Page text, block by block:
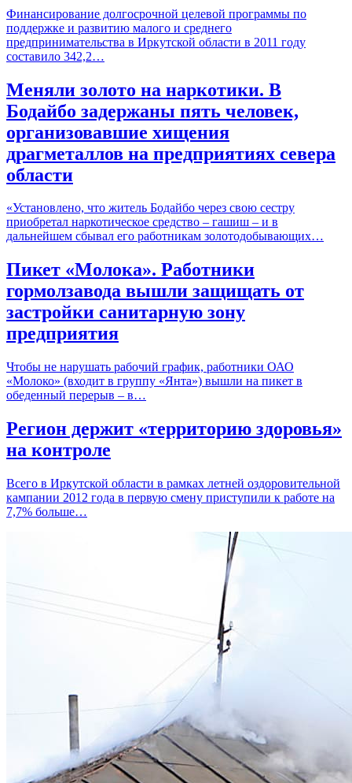
Финансирование долгосрочной целевой программы по
поддержке и развитию малого и среднего
предпринимательства в Иркутской области в 2011 году
составило 342,2…
Меняли золото на наркотики. В
Бодайбо задержаны пять человек,
организовавшие хищения
драгметаллов на предприятиях севера
области
«Установлено, что житель Бодайбо через свою сестру
приобретал наркотическое средство – гашиш – и в
дальнейшем сбывал его работникам золотодобывающих…
Пикет «Молока». Работники
гормолзавода вышли защищать от
застройки санитарную зону
предприятия
Чтобы не нарушать рабочий график, работники ОАО
«Молоко» (входит в группу «Янта») вышли на пикет в
обеденный перерыв – в…
Регион держит «территорию здоровья»
на контроле
Всего в Иркутской области в рамках летней оздоровительной
кампании 2012 года в первую смену приступили к работе на
7,7% больше…